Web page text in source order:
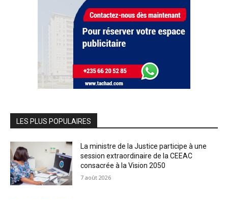
LES PLUS POPULAIRES
La ministre de la Justice participe à une
session extraordinaire de la CEEAC
consacrée à la Vision 2050
7 août 2026